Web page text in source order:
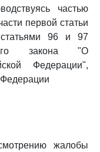
частью
первой статьи
96 и 97
закона "О
Федерации",
жалобы